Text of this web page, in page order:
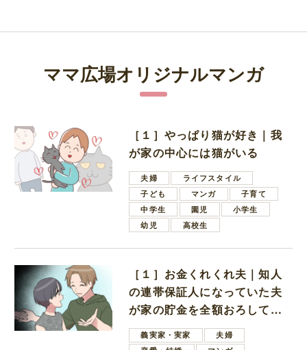
ママ広場オリジナルマンガ
［１］やっぱり猫が好き｜我
が家の中心には猫がいる
夫婦
ライフスタイル
子ども
マンガ
子育て
中学生
園児
小学生
幼児
高校生
［１］お金くれくれ夫｜知人
の連帯保証人になっていた夫
が家の貯金を全額おろしてほ
しいと言ってきた
義実家・実家
夫婦